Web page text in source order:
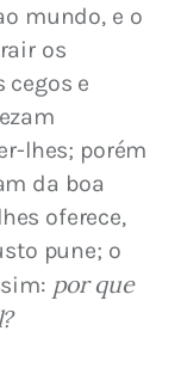
mundo, e o
os
cegos e
lhes; porém
da boa
oferece,
pune; o
por que